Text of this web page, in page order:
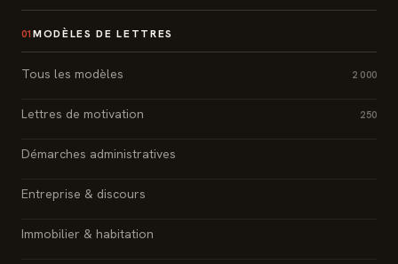
01 MODÈLES DE LETTRES
Tous les modèles 2 000
Lettres de motivation 250
Démarches administratives
Entreprise & discours
Immobilier & habitation